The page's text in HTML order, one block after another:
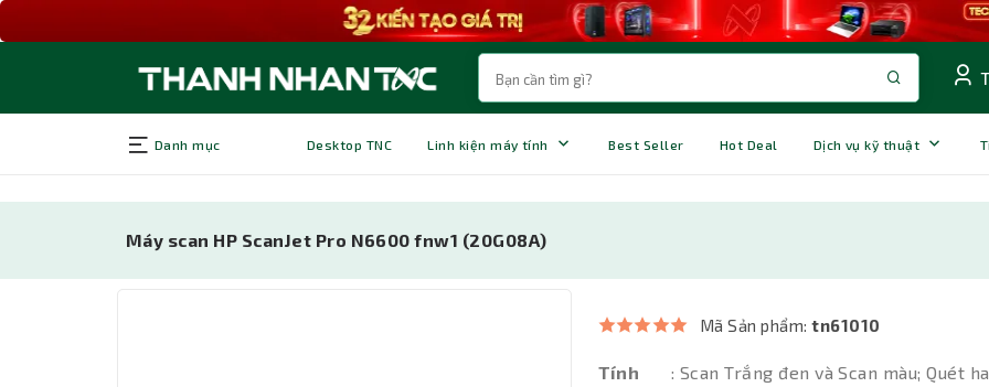
Danh mục Desktop TNC Linh kiện máy tính Best Seller Hot Deal Dịch vụ kỹ thuật
Máy scan HP ScanJet Pro N6600 fnw1 (20G08A)
Mã Sản phẩm:tn61010
Tính
: Scan Trắng đen và Scan màu; Quét